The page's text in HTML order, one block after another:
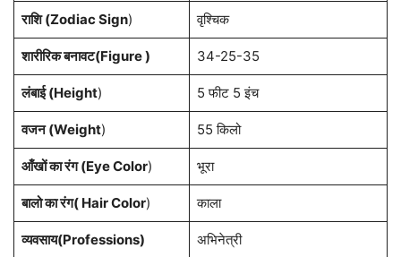
राशि (Zodiac Sign) वृश्चिक
शारीरिक बनावट(Figure ) 34-25-35
लंबाई (Height) 5 फीट 5 इंच
वजन (Weight) 55 किलो
आँखों का रंग (Eye Color) भूरा
बालो का रंग( Hair Color) काला
व्यवसाय(Professions) अभिनेत्री